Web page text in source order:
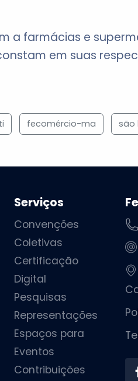
a farmácias e
em suas
fecomércio-ma são
Serviços
Convenções
Coletivas
Certificação
Digital
Pesquisas
Representações
Espaços para
Eventos
Contribuições